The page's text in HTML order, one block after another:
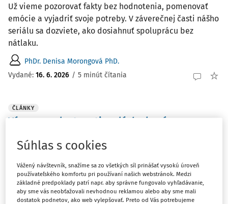
Už vieme pozorovať fakty bez hodnotenia, pomenovať
emócie a vyjadriť svoje potreby. V záverečnej časti nášho
seriálu sa dozviete, ako dosiahnuť spoluprácu bez
nátlaku.
PhDr. Denisa Morongová PhD.
Vydané: 16. 6. 2026 / 5 minút čítania
ČLÁNKY
Význam a vlastnosti malých skupín v
V príspevku sa venujeme skupinám ako spojujúcemu
článku medzi záujmami spoločnosti a jednotlivca, kde sa
vzájomne stretávajú spoločenské potreby s potrebami
jednotlivca. Popisujeme význam skupín pre život jedinca,
vlastnosti malých sociálnych skupín a ich ...
Súhlas s cookies
Vážený návštevník, snažíme sa zo všetkých síl prinášať vysokú úroveň
používateľského komfortu pri používaní našich webstránok. Medzi
základné predpoklady patrí napr. aby správne fungovalo vyhľadávanie,
aby sme vás neobťažovali nevhodnou reklamou alebo aby sme mali
dostatok podnetov, ako web vylepšovať. Preto od Vás potrebujeme